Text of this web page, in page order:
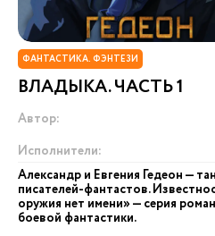
ФАНТАСТИКА. ФЭНТЕЗИ
ВЛАДЫКА. ЧАСТЬ 1
Автор:
Исполнители:
Александр и Евгения Гедеон —
писателей-фантастов.
оружия нет имени» — серия
боевой фантастики.